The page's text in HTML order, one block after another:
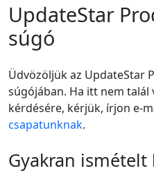
UpdateStar
súgó
Üdvözöljük az UpdateStar
súgójában. Ha itt nem talál
kérdésére, kérjük, írjon e-
csapatunknak.
Gyakran ismételt